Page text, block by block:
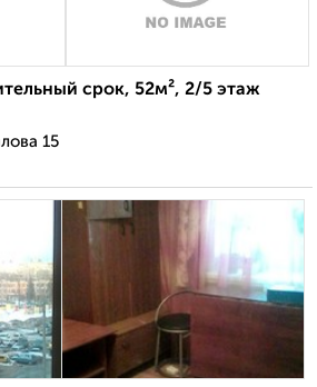
срок, 52м², 2/5 этаж
15